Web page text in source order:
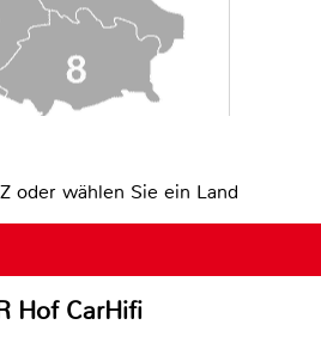
oder wählen Sie ein Land
Hof CarHifi